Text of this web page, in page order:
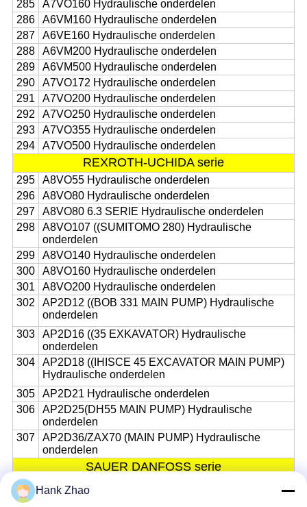
285
A7VO160 Hydraulische onderdelen
286
A6VM160 Hydraulische onderdelen
287
A6VE160 Hydraulische onderdelen
288
A6VM200 Hydraulische onderdelen
289
A6VM500 Hydraulische onderdelen
290
A7VO172 Hydraulische onderdelen
291
A7VO200 Hydraulische onderdelen
292
A7VO250 Hydraulische onderdelen
293
A7VO355 Hydraulische onderdelen
294
A7VO500 Hydraulische onderdelen
REXROTH-UCHIDA serie
295
A8VO55 Hydraulische onderdelen
296
A8VO80 Hydraulische onderdelen
297
A8VO80 6.3 SERIE Hydraulische onderdelen
298
A8VO107 ((SUMITOMO 280) Hydraulische
onderdelen
299
A8VO140 Hydraulische onderdelen
300
A8VO160 Hydraulische onderdelen
301
A8VO200 Hydraulische onderdelen
302
AP2D12 ((BOB 331 MAIN PUMP) Hydraulische
onderdelen
303
AP2D16 ((35 EXKAVATOR) Hydraulische
onderdelen
304
AP2D18 ((IHISCE 45 EXCAVATOR MAIN PUMP)
Hydraulische onderdelen
305
AP2D21 Hydraulische onderdelen
306
AP2D25(DH55 MAIN PUMP) Hydraulische
onderdelen
307
AP2D36/ZAX70 (MAIN PUMP) Hydraulische
onderdelen
SAUER DANFOSS serie
308
PV20 Hydraulische onderdelen
309
Hank Zhao